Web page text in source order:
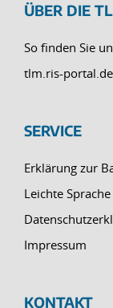
ÜBER DIE
So finden Sie
tlm.ris-portal.de
SERVICE
Erklärung zur
Leichte
Impressum
KONTAKT